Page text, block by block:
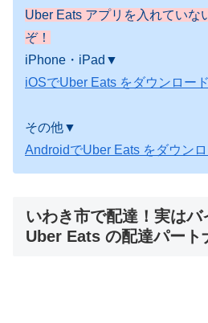
Uber Eats アプリを入れていな
ぞ！
iPhone・iPad▼
iOSでUber Eats をダウンロード
その他▼
AndroidでUber Eats をダウン
いわき市で配達！実はバ
Uber Eats の配達パート